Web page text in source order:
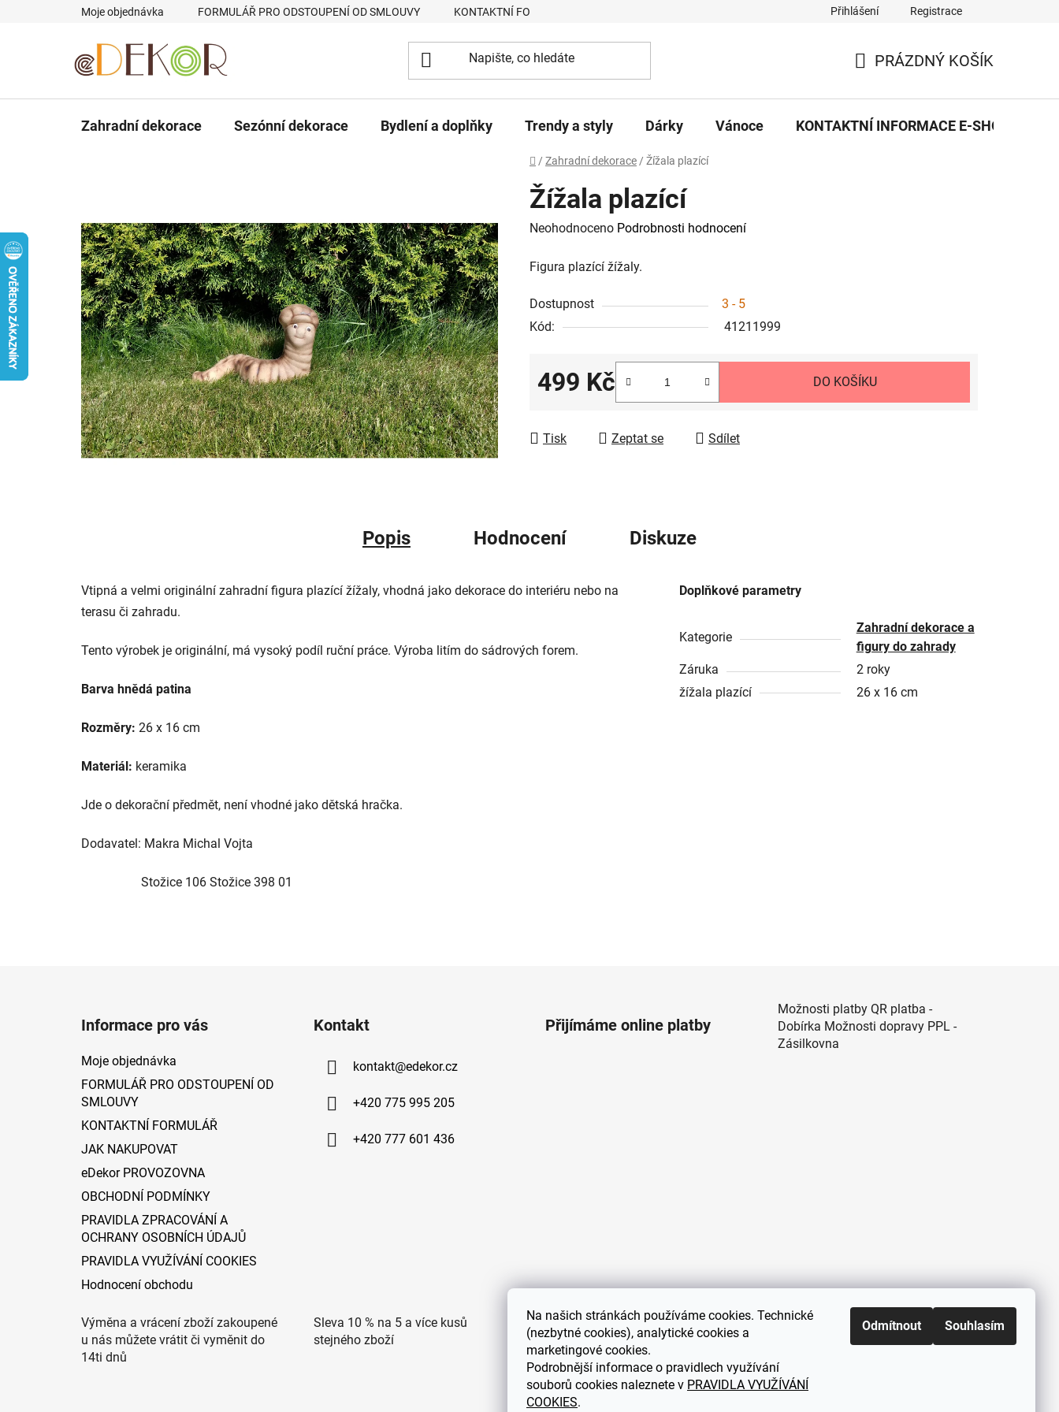
Na našich stránkách používáme cookies. Technické
(nezbytné cookies), analytické cookies a
marketingové cookies.
Podrobnější informace o pravidlech využívání
souborů cookies naleznete v PRAVIDLA VYUŽÍVÁNÍ
COOKIES.
Odmítnout Souhlasím
Moje objednávka FORMULÁŘ PRO ODSTOUPENÍ OD SMLOUVY KONTAKTNÍ FORMULÁŘ eDekor PROVOZOVNA OBCHODNÍ PODMÍNKY
Přihlášení Registrace
KOŠÍK
PRÁZDNÝ KOŠÍK
Zahradní dekorace Sezónní dekorace Bydlení a doplňky Trendy a styly Dárky Vánoce KONTAKTNÍ INFORMACE E-SHOPU
Domů
/ Zahradní dekorace / Žížala plazící
Žížala plazící
Průměrné
produktu
0,0
z
hvězdiček.
Neohodnoceno Podrobnosti hodnocení
Figura plazící žížaly.
Dostupnost
3 - 5
Kód:
41211999
499 Kč DO KOŠÍKU
Tisk Zeptat se Sdílet
Popis Hodnocení Diskuze
Vtipná a velmi originální zahradní figura plazící žížaly, vhodná jako dekorace do interiéru nebo na
terasu či zahradu.
Tento výrobek je originální, má vysoký podíl ruční práce. Výroba litím do sádrových forem.
Barva hnědá patina
Rozměry: 26 x 16 cm
Materiál: keramika
Jde o dekorační předmět, není vhodné jako dětská hračka.
Dodavatel: Makra Michal Vojta
Stožice 106 Stožice 398 01
Doplňkové parametry
Kategorie
Zahradní dekorace a
figury do zahrady
Záruka
2 roky
žížala plazící
26 x 16 cm
Informace pro vás
Moje objednávka
FORMULÁŘ PRO ODSTOUPENÍ OD
SMLOUVY
KONTAKTNÍ FORMULÁŘ
JAK NAKUPOVAT
eDekor PROVOZOVNA
OBCHODNÍ PODMÍNKY
PRAVIDLA ZPRACOVÁNÍ A
OCHRANY OSOBNÍCH ÚDAJŮ
PRAVIDLA VYUŽÍVÁNÍ COOKIES
Hodnocení obchodu
Kontakt
kontakt@edekor.cz
+420 775 995 205
+420 777 601 436
Přijímáme online platby
Možnosti platby QR platba -
Dobírka Možnosti dopravy PPL -
Zásilkovna
Výměna a vrácení zboží zakoupené
u nás můžete vrátit či vyměnit do
14ti dnů
Sleva 10 % na 5 a více kusů
stejného zboží
Doprava po ČR zdarma pro
objednávky nad 2500 Kč
Zákaznická podpora každý všední
den od 9.00 do 18.00 hodin